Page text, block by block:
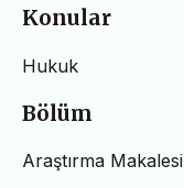
Konular
Hukuk
Bölüm
Araştırma Makalesi